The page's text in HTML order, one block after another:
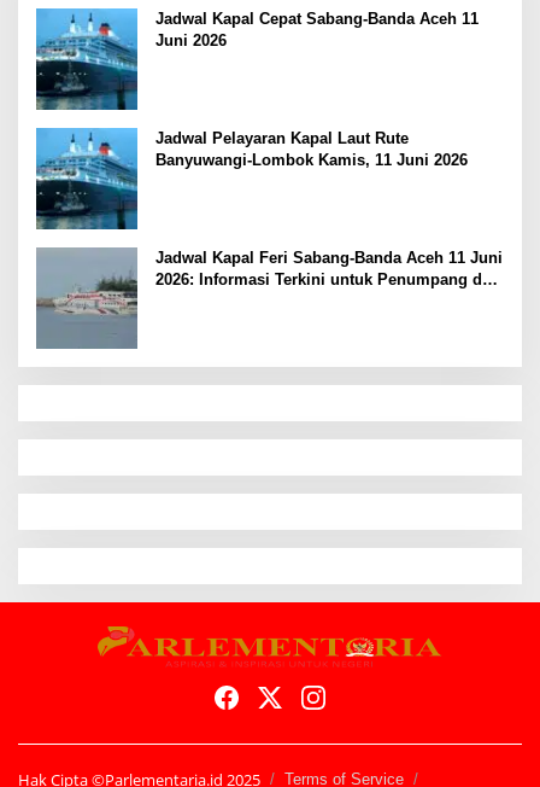
Jadwal Kapal Cepat Sabang-Banda Aceh 11
Juni 2026
Jadwal Pelayaran Kapal Laut Rute
Banyuwangi-Lombok Kamis, 11 Juni 2026
Jadwal Kapal Feri Sabang-Banda Aceh 11 Juni
2026: Informasi Terkini untuk Penumpang dan
Hak Cipta ©Parlementaria.id 2025 Terms of Service